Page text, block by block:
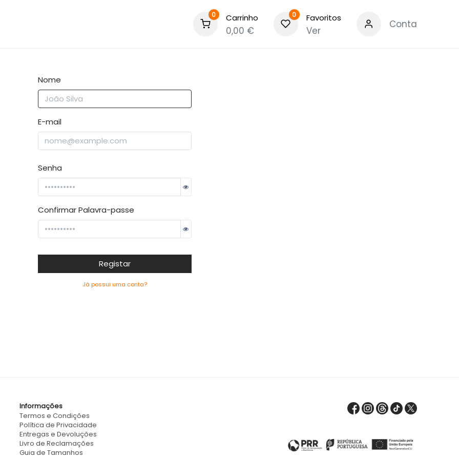
0 Carrinho
0,00 €
0 Favoritos
Ver
Conta
Nome
E-mail
Senha
Confirmar Palavra-passe
Registar
Já possui uma conta?
Informações
Termos e Condições
Política de Privacidade
Entregas e Devoluções
Livro de Reclamações
Guia de Tamanhos